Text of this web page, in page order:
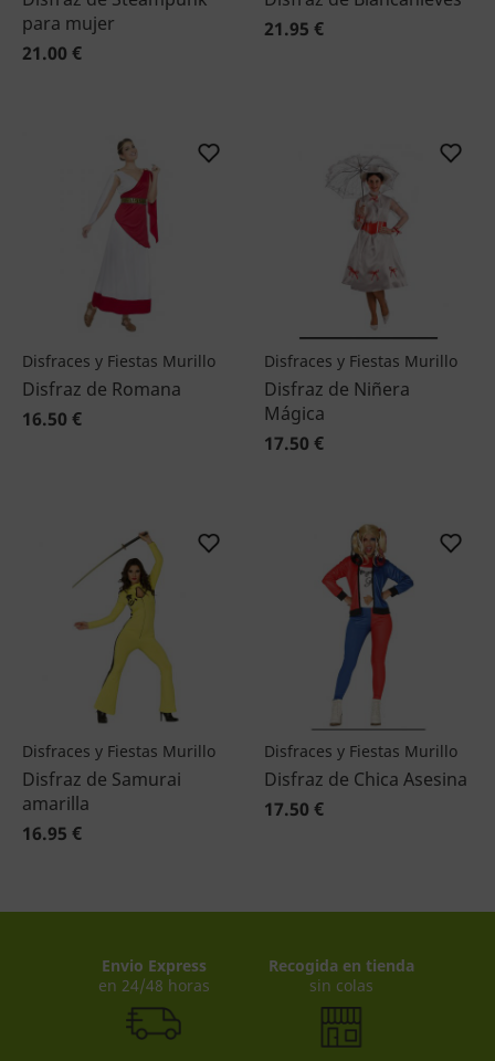
para mujer
21.00 €
21.95 €
Disfraces y Fiestas Murillo
Disfraz de Romana
16.50 €
Disfraces y Fiestas Murillo
Disfraz de Niñera
Mágica
17.50 €
Disfraces y Fiestas Murillo
Disfraz de Samurai
amarilla
16.95 €
Disfraces y Fiestas Murillo
Disfraz de Chica Asesina
17.50 €
Envio Express
en 24/48 horas
Recogida en tienda
sin colas